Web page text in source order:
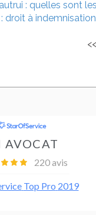
: quelles sont
à
<<